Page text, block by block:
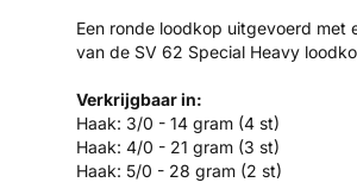
Een ronde loodkop uitgevoerd met
van de SV 62 Special Heavy
Verkrijgbaar in:
Haak: 3/0 - 14 gram (4 st)
Haak: 4/0 - 21 gram (3 st)
Haak: 5/0 - 28 gram (2 st)